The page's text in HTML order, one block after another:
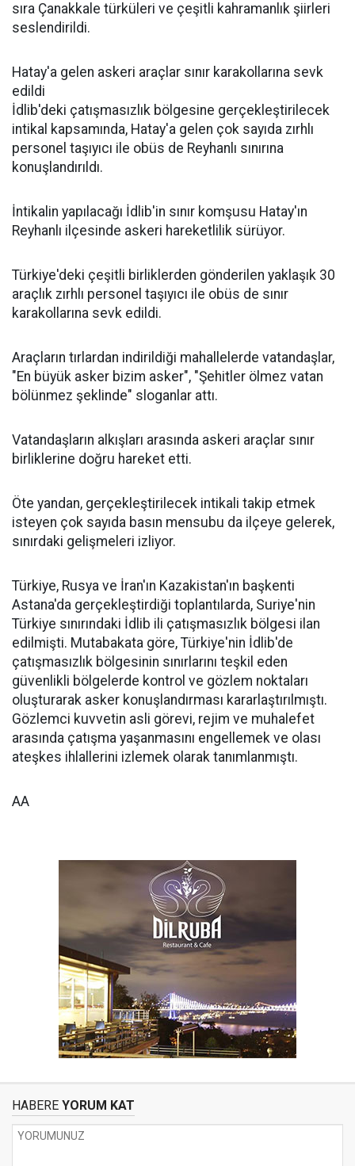
sıra Çanakkale türküleri ve çeşitli kahramanlık şiirleri
seslendirildi.
Hatay'a gelen askeri araçlar sınır karakollarına sevk
edildi
İdlib'deki çatışmasızlık bölgesine gerçekleştirilecek
intikal kapsamında, Hatay'a gelen çok sayıda zırhlı
personel taşıyıcı ile obüs de Reyhanlı sınırına
konuşlandırıldı.
İntikalin yapılacağı İdlib'in sınır komşusu Hatay'ın
Reyhanlı ilçesinde askeri hareketlilik sürüyor.
Türkiye'deki çeşitli birliklerden gönderilen yaklaşık 30
araçlık zırhlı personel taşıyıcı ile obüs de sınır
karakollarına sevk edildi.
Araçların tırlardan indirildiği mahallelerde vatandaşlar,
"En büyük asker bizim asker", "Şehitler ölmez vatan
bölünmez şeklinde" sloganlar attı.
Vatandaşların alkışları arasında askeri araçlar sınır
birliklerine doğru hareket etti.
Öte yandan, gerçekleştirilecek intikali takip etmek
isteyen çok sayıda basın mensubu da ilçeye gelerek,
sınırdaki gelişmeleri izliyor.
Türkiye, Rusya ve İran'ın Kazakistan'ın başkenti
Astana'da gerçekleştirdiği toplantılarda, Suriye'nin
Türkiye sınırındaki İdlib ili çatışmasızlık bölgesi ilan
edilmişti. Mutabakata göre, Türkiye'nin İdlib'de
çatışmasızlık bölgesinin sınırlarını teşkil eden
güvenlikli bölgelerde kontrol ve gözlem noktaları
oluşturarak asker konuşlandırması kararlaştırılmıştı.
Gözlemci kuvvetin asli görevi, rejim ve muhalefet
arasında çatışma yaşanmasını engellemek ve olası
ateşkes ihlallerini izlemek olarak tanımlanmıştı.
AA
HABERE YORUM KAT